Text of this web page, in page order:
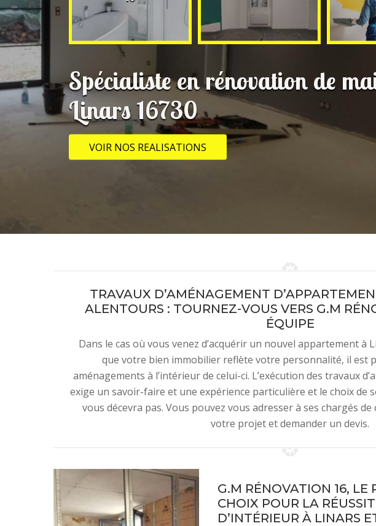
Spécialiste en rénovation de
Linars 16730
VOIR NOS REALISATIONS
TRAVAUX D’AMÉNAGEMENT
ALENTOURS : TOURNEZ-VOUS VERS G.M
ÉQUIPE
Dans le cas où vous venez d’acquérir un nouvel appartement à
que votre bien immobilier reflète votre personnalité, il est
aménagements à l’intérieur de celui-ci. L’exécution des travaux
exige un savoir-faire et une expérience particulière et le choix de
vous décevra pas. Vous pouvez vous adresser à ses chargés
votre projet et demander un devis.
G.M RÉNOVATION 16, LE
CHOIX POUR LA
D’INTÉRIEUR À LINARS